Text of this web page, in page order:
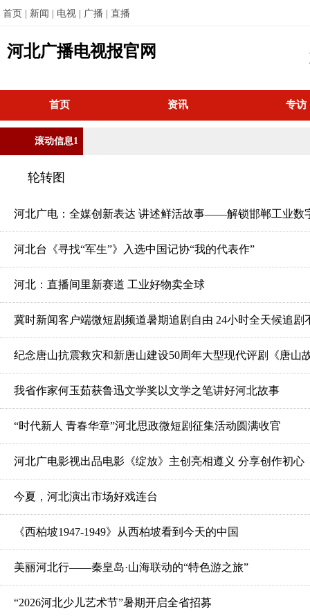
首页 | 新闻 | 电视 | 广播 | 直播
河北广播电视报官网
首页 资讯 专访
滚动信息1
轮转图
河北广电：全媒创新表达 讲述鲜活故事——解锁邯郸工业数
河北台《寻找“军生”》入选中国记协“我的代表作”
河北：直播间里新赛道 工业好物卖全球
冀时新闻客户端微短剧频道暑期追剧自由 24小时全天候追剧
纪念唐山抗震救灾和新唐山建设50周年大型现代评剧《唐山
我省作家何玉茹获鲁迅文学奖以文学之笔讲好河北故事
“时代新人 青春华章”河北思政微短剧征集活动圆满收官
河北广电影视出品电影《绽放》主创亮相遵义 分享创作初心
今夏，河北演出市场好戏连台
《西柏坡1947-1949》从西柏坡看到今天的中国
美丽河北行——秦皇岛·山海联动的“特色游之旅”
“2026河北少儿艺术节”暑期开启全省招募